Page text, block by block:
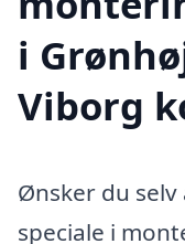
i
Viborg
Ønsker du
speciale i